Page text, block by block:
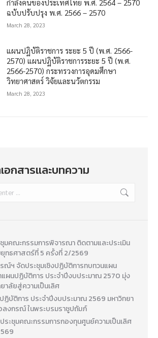
กำลังคนของประเทศไทย พ.ศ. 2564 – 2570
ฉบับปรับปรุง พ.ศ. 2566 – 2570
March 28, 2023
แผนปฏิบัติราชการ ระยะ 5 ปี (พ.ศ. 2566-
2570) แผนปฏิบัติราชการระยะ 5 ปี (พ.ศ.
2566-2570) กระทรวงการอุดมศึกษา
วิทยาศาสตร์ วิจัยและนวัตกรรม
March 28, 2023
กสารและบทความ
ชุมคณะกรรมการพิจารณา ติดตามและประเมิน
ทธศาสตร์ที่ 5 ครั้งที่ 2/2569
ณ์ฯ จัดประชุมเชิงปฏิบัติการทบทวนแผน
ผนปฏิบัติการ ประจำปีงบประมาณ 2570 มุ่ง
าลัยสู่ความเป็นเลิศ
บัติการ ประจำปีงบประมาณ 2569 มหาวิทยา
ลงกรณ์ ในพระบรมราชูปถัมภ์
ประชุมคณะกรรมการกองทุนศูนย์ความเป็นเลิศ